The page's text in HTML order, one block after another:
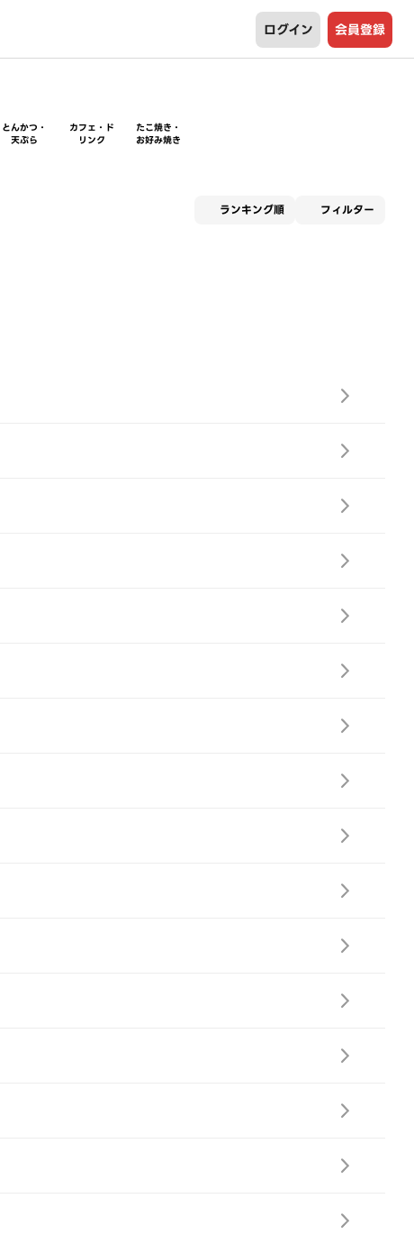
ログイン 会員登録
とんかつ・
天ぷら
カフェ・ド
リンク
たこ焼き・
お好み焼き
ランキング順 フィルター